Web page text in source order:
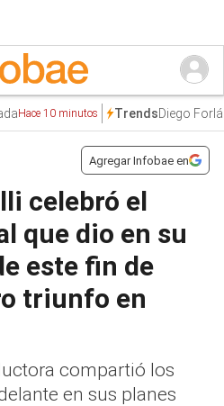
10 minutos TrendsDiego ForlánValle
Agregar Infobae en
celebró el
que dio en su
este fin de
triunfo en
compartió los
en sus planes